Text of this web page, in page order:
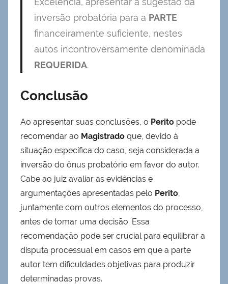
inversão probatória para a PARTE
financeiramente suficiente, nestes
autos incontroversamente denominada
REQUERIDA.
Conclusão
Ao apresentar suas conclusões, o Perito pode
recomendar ao Magistrado que, devido à
situação específica do caso, seja considerada a
inversão do ônus probatório em favor do autor.
Cabe ao juiz avaliar as evidências e
argumentações apresentadas pelo Perito,
juntamente com outros elementos do processo,
antes de tomar uma decisão. Essa
recomendação pode ser crucial para equilibrar a
disputa processual em casos em que a parte
autor tem dificuldades objetivas para produzir
determinadas provas.